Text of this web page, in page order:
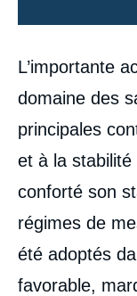
Corps
analyses
L’importante
domaine des
principales
et à la
conforté son
régimes de
été adoptés
favorable,